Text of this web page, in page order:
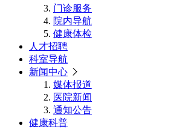
门诊服务
院内导航
健康体检
人才招聘
科室导航
新闻中心
媒体报道
医院新闻
通知公告
健康科普